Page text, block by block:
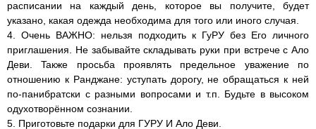
расписании на каждый день, которое вы получите, будет
указано, какая одежда необходима для того или иного случая.
4. Очень ВАЖНО: нельзя подходить к ГуРУ без Его личного
приглашения. Не забывайте складывать руки при встрече с Ало
Деви. Taкже просьба проявлять предельное уважение по
отношению к Ранджане: уступать дорогу, не обращаться к ней
по-панибратски с разными вопросами и т.п. Будьте в высоком
одухотворённом сознании.
5. Приготовьте подарки для ГУРУ И Ало Деви.